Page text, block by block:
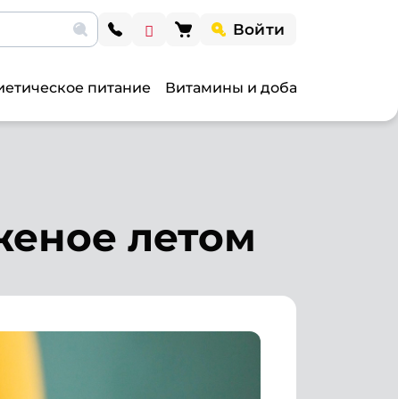
Войти
питание Витамины и добавки
летом